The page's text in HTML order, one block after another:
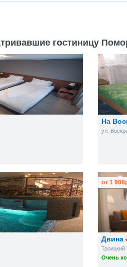
гостиницу
На
ул.
Двина
Троицкий
Очень
от 1 908